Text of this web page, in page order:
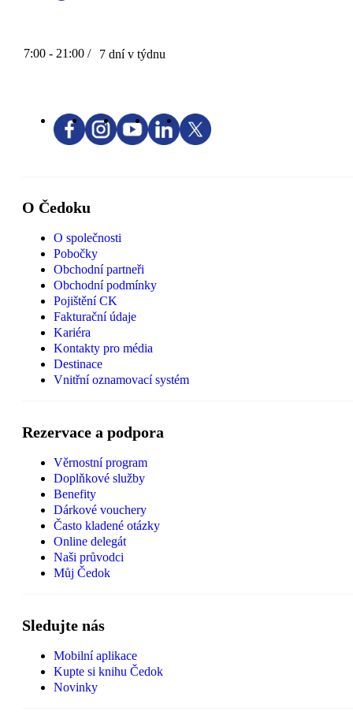
7:00 - 21:00 / 7 dní v týdnu
O Čedoku
O společnosti
Pobočky
Obchodní partneři
Obchodní podmínky
Pojištění CK
Fakturační údaje
Kariéra
Kontakty pro média
Destinace
Vnitřní oznamovací systém
Rezervace a podpora
Věrnostní program
Doplňkové služby
Benefity
Dárkové vouchery
Často kladené otázky
Online delegát
Naši průvodci
Můj Čedok
Sledujte nás
Mobilní aplikace
Kupte si knihu Čedok
Novinky